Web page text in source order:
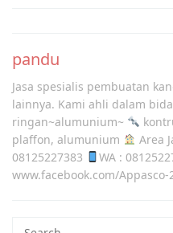
navigation
pandu
Jasa spesialis pembuatan
lainnya. Kami ahli dalam
ringan~alumunium~
plaffon, alumunium
Area
08125227383
WA :
www.facebook.com/Appasco-